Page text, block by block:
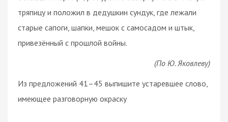
тряпицу и положил в дедушкин сундук, где лежали
старые сапоги, шапки, мешок с самосадом и штык,
привезённый с прошлой войны.
(По Ю. Яковлеву)
Из предложений 41–45 выпишите устаревшее слово,
имеющее разговорную окраску